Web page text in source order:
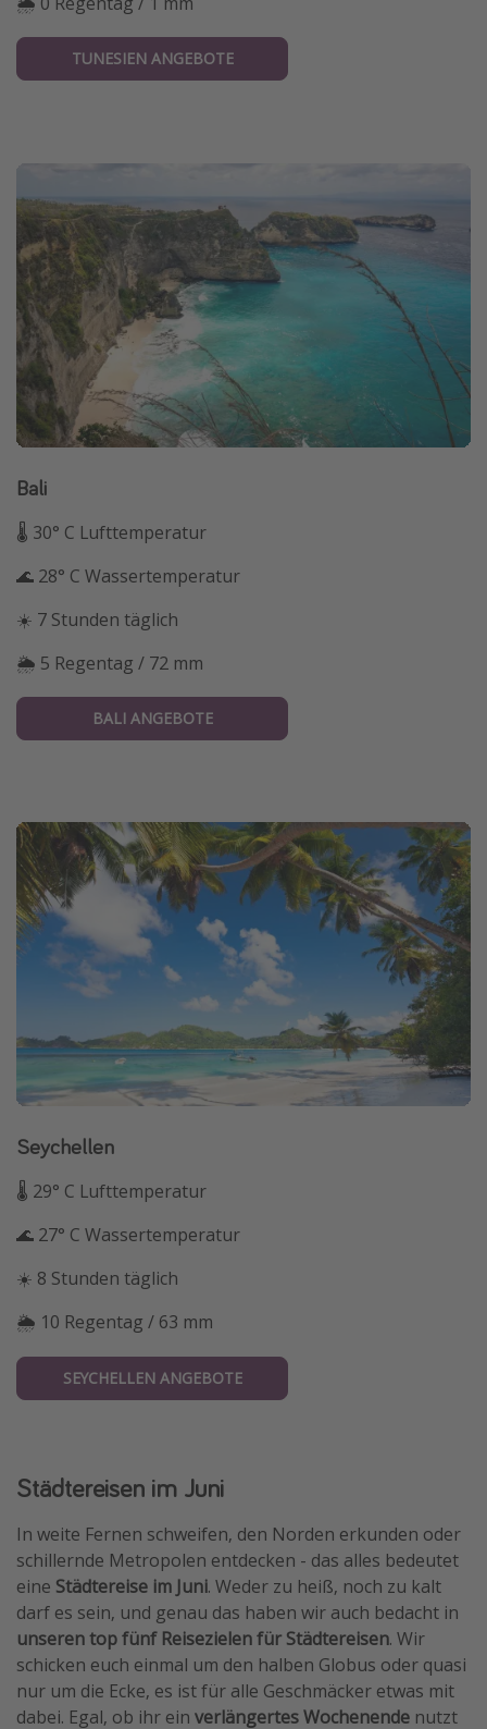
TUNESIEN ANGEBOTE
Bali
🌡 30° C Lufttemperatur
🌊 28° C Wassertemperatur
☀️ 7 Stunden täglich
🌦 5 Regentag / 72 mm
BALI ANGEBOTE
Seychellen
🌡 29° C Lufttemperatur
🌊 27° C Wassertemperatur
☀️ 8 Stunden täglich
🌦 10 Regentag / 63 mm
SEYCHELLEN ANGEBOTE
Städtereisen im Juni
In weite Fernen schweifen, den Norden erkunden oder
schillernde Metropolen entdecken - das alles bedeutet
eine Städtereise im Juni. Weder zu heiß, noch zu kalt
darf es sein, und genau das haben wir auch bedacht in
unseren top fünf Reisezielen für Städtereisen. Wir
schicken euch einmal um den halben Globus oder quasi
nur um die Ecke, es ist für alle Geschmäcker etwas mit
dabei. Egal, ob ihr ein verlängertes Wochenende nutzt